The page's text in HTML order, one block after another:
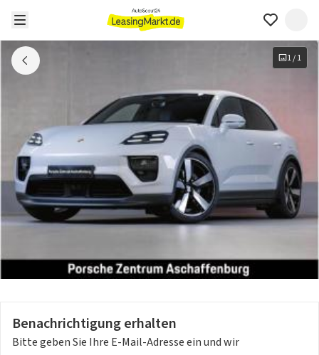
1/1
Benachrichtigung erhalten
Bitte geben Sie Ihre E-Mail-Adresse ein und wir